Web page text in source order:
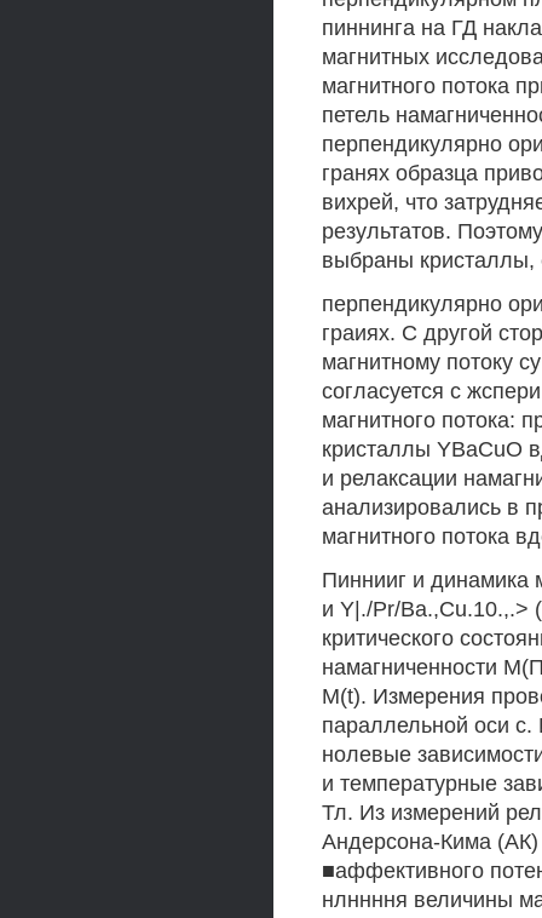
пиннинга на ГД
магнитных
магнитного потока
петель
перпендикулярно
гранях образца
вихрей, что
результатов.
выбраны
перпендикулярно
граиях. С другой
магнитному потоку
согласуется с
магнитного потока:
кристаллы YBaCuO
и релаксации
анализировались в
магнитного потока
Пиннииг и динамика
и Y|./Pr/Ba.,Cu.10.,.>
критического
намагниченности
M(t). Измерения
параллельной оси с.
нолевые
и температурные
Тл. Из измерений
Андерсона-Кима (АК)
■аффективного
нлннння величины